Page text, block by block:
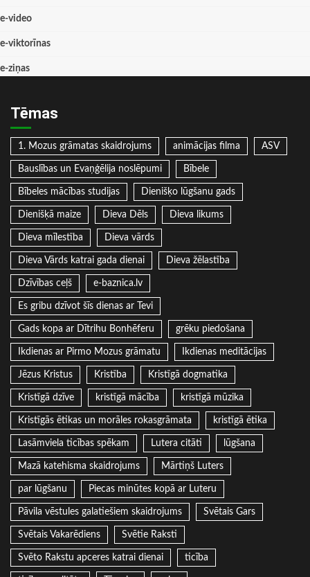
e-video
e-viktorīnas
e-ziņas
Tēmas
1. Mozus grāmatas skaidrojums animācijas filma ASV
Bauslības un Evaņģēlija noslēpumi Bībele
Bībeles mācības studijas Dienišķo lūgšanu gads
Dienišķā maize Dieva Dēls Dieva likums
Dieva mīlestība Dieva vārds
Dieva Vārds katrai gada dienai Dieva žēlastība
Dzīvības ceļš e-baznica.lv
Es gribu dzīvot šīs dienas ar Tevi
Gads kopa ar Dītrihu Bonhēferu grēku piedošana
Ikdienas ar Pirmo Mozus grāmatu Ikdienas meditācijas
Jēzus Kristus Kristība Kristīgā dogmatika
Kristīgā dzīve kristīgā mācība kristīgā mūzika
Kristīgās ētikas un morāles rokasgrāmata kristīgā ētika
Lasāmviela ticības spēkam Lutera citāti lūgšana
Mazā katehisma skaidrojums Mārtiņš Luters
par lūgšanu Piecas minūtes kopā ar Luteru
Pāvila vēstules galatiešiem skaidrojums Svētais Gars
Svētais Vakarēdiens Svētie Raksti
Svēto Rakstu apceres katrai dienai ticība